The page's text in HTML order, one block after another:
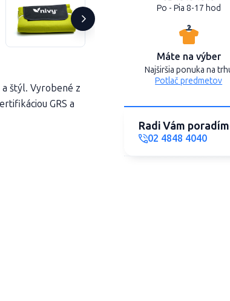
Po - Pia 8-17 hod
Máte na výber
Najširšia ponuka na
Potlač predmetov
Radi Vám
02 4848 4040
štýl. Vyrobené z
GRS a